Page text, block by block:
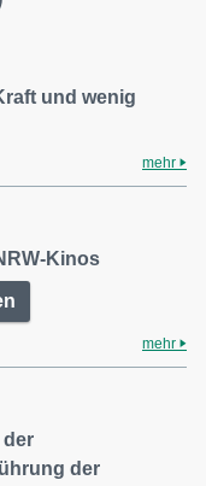
und wenig
mehr
Kinos
mehr
der
der